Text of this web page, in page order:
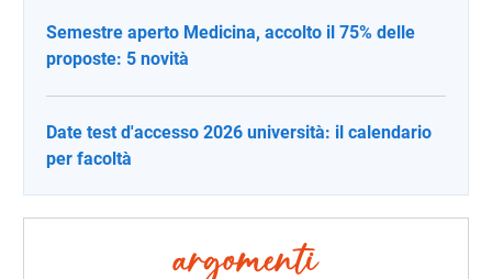
Semestre aperto Medicina, accolto il 75% delle
proposte: 5 novità
Date test d'accesso 2026 università: il calendario
per facoltà